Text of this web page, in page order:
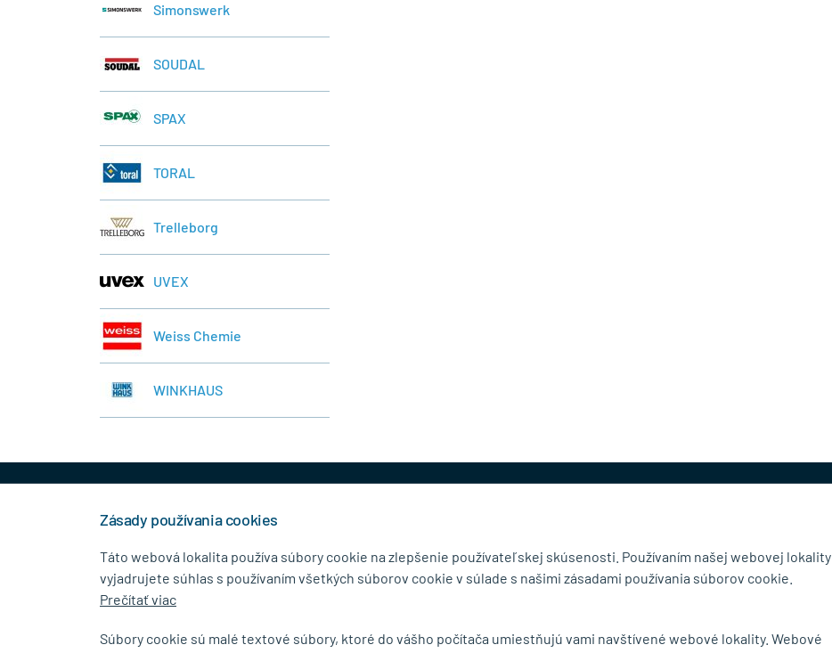
Simonswerk
SOUDAL
SPAX
TORAL
Trelleborg
UVEX
Weiss Chemie
WINKHAUS
KONTAKTNÉ ÚDAJE
MB.Kovanie
O Spoločnosti
Doručenie a osobný odber
Zásady používania cookies
Táto webová lokalita používa súbory cookie na zlepšenie používateľskej skúsenosti. Používaním našej webovej lokality
vyjadrujete súhlas s používaním všetkých súborov cookie v súlade s našimi zásadami používania súborov cookie.
Prečítať viac
Súbory cookie sú malé textové súbory, ktoré do vášho počítača umiestňujú vami navštívené webové lokality. Webové